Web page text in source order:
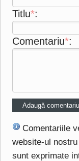
Titlu*:
Comentariu*:
Comentariile
website-ul
sunt exprimate